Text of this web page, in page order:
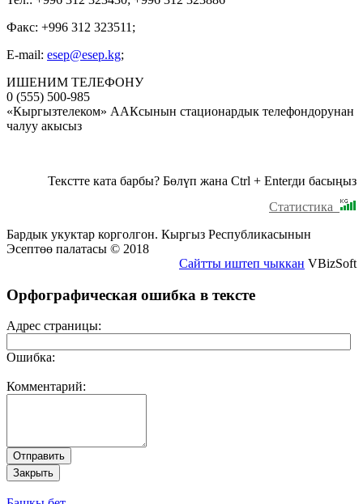
Факс: +996 312 323511;
E-mail: esep@esep.kg;
ИШЕНИМ ТЕЛЕФОНУ
0 (555) 500-985
«Кыргызтелеком» ААКсынын стационардык телефондорунан
чалуу акысыз
Текстте ката барбы? Бөлүп жана Ctrl + Enterди басыңыз
Статистика
Бардык укуктар корголгон. Кыргыз Республикасынын
Эсептөө палатасы © 2018
Сайтты иштеп чыккан VBizSoft
Орфографическая ошибка в тексте
Адрес страницы:
Ошибка:
Комментарий: